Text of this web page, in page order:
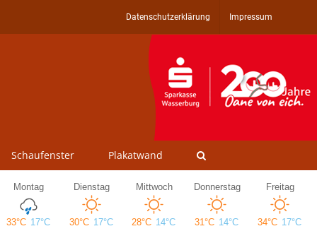
Datenschutzerklärung Impressum
Schaufenster Plakatwand